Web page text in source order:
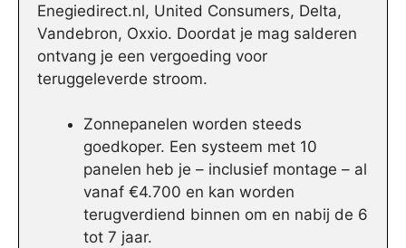
Enegiedirect.nl, United Consumers, Delta,
Vandebron, Oxxio. Doordat je mag salderen
ontvang je een vergoeding voor
teruggeleverde stroom.
Zonnepanelen worden steeds
goedkoper. Een systeem met 10
panelen heb je – inclusief montage – al
vanaf €4.700 en kan worden
terugverdiend binnen om en nabij de 6
tot 7 jaar.